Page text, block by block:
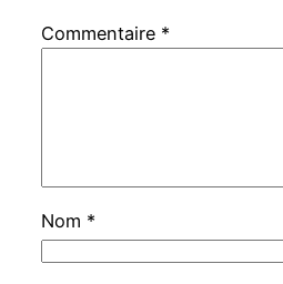
Commentaire *
Nom *